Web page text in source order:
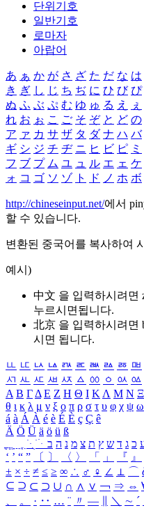
단위기호
일반기호
로마자
아랍어
あ ぁ か が さ ざ た だ な は
き ぎ し じ ち ぢ に ひ び ぴ
ぬ ふ ぶ ぷ む ゆ ゅ る え ぇ
れ お ぉ こ ご そ ぞ と ど の
ア ァ カ サ ザ タ ダ ナ ハ バ
ギ シ ジ チ ヂ ニ ヒ ビ ピ ミ
フ ブ プ ム ユ ュ ル エ ェ ケ
ォ コ ゴ ソ ゾ ト ド ノ ホ ボ
http://chineseinput.net/에서
할 수 있습니다.
변환된 중국어를 복사하여
예시)
中文 을 입력하시려면
누르시면됩니다.
北京 을 입력하시려면
시면 됩니다.
ㅥ ㅦ ㅧ ㅨ ㅩ ㅪ ㅫ ㅬ ㅭ ㅮ
ㅺ ㅻ ㅼ ㅽ ㅾ ㅿ ㆀ ㆁ ㆂ ㆃ
Α Β ΓΔ Ε Ζ Η Θ Ι ΚΛ Μ Ν Ξ
θ ι κ λ μ ν ξ ο π ρ σ τ υ φ χ ψ ω
á à Á À é è É È ç Ç ê
Ä Ö Ü ä ö ü ß
ִֶֹ ֻּ ׁׂ כ ג ד ש ץ ת צ מ נ ה ב
‘ ’ “ ” 〔 〕 〈 〉 「 」 『 』
± × ÷ ≠ ≤ ≥ ∞ ∴ ♂ ♀ ∠ ⊥ ⌒
⊆ ⊇ ⊂ ⊃ ∪ ∩ ∧ ∨ ￢ ⇒ ⇔
、
。 · ‥ … ¨ 〃 ― ＼ ∼ ´